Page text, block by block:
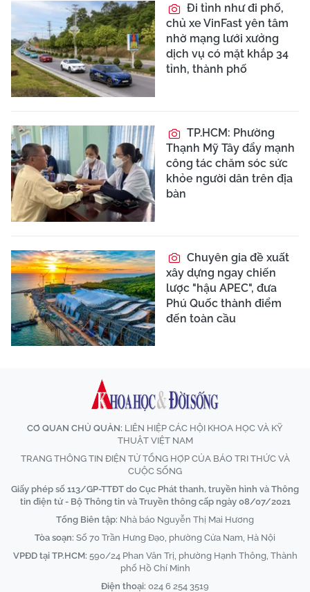
Đi tỉnh như đi phố,
chủ xe VinFast yên tâm
nhờ mạng lưới xưởng
dịch vụ có mặt khắp 34
tỉnh, thành phố
TP.HCM: Phường
Thạnh Mỹ Tây đẩy mạnh
công tác chăm sóc sức
khỏe người dân trên địa
bàn
Chuyên gia đề xuất
xây dựng ngay chiến
lược "hậu APEC", đưa
Phú Quốc thành điểm
đến toàn cầu
CƠ QUAN CHỦ QUẢN: LIÊN HIỆP CÁC HỘI KHOA HỌC VÀ KỸ
THUẬT VIỆT NAM
TRANG THÔNG TIN ĐIỆN TỬ TỔNG HỢP CỦA BÁO TRI THỨC VÀ
CUỘC SỐNG
Giấy phép số 113/GP-TTĐT do Cục Phát thanh, truyền hình và Thông
tin điện tử - Bộ Thông tin và Truyền thông cấp ngày 08/07/2021
Tổng Biên tập: Nhà báo Nguyễn Thị Mai Hương
Tòa soạn: Số 70 Trần Hưng Đạo, phường Cửa Nam, Hà Nội
VPĐD tại TP.HCM: 590/24 Phan Văn Trị, phường Hạnh Thông, Thành
phố Hồ Chí Minh
Điện thoại: 024 6 254 3519